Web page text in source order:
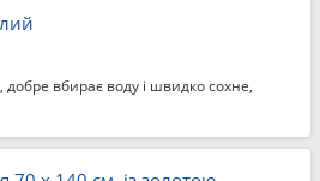
вбирає воду і швидко сохне,